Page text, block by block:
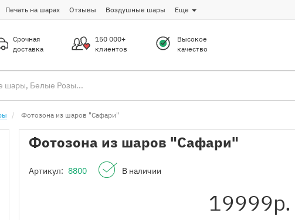
Печать на шарах Отзывы Воздушные шары Еще
Срочная
доставка
150 000+
клиентов
Высокое
качество
Фотозона из шаров "Сафари"
Фотозона из шаров "Сафари"
Артикул: 8800 В наличии
19999р.